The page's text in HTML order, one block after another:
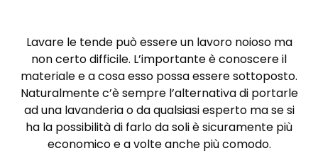
Lavare le tende può essere un lavoro noioso ma
non certo difficile. L’importante è conoscere il
materiale e a cosa esso possa essere sottoposto.
Naturalmente c’è sempre l’alternativa di portarle
ad una lavanderia o da qualsiasi esperto ma se si
ha la possibilità di farlo da soli è sicuramente più
economico e a volte anche più comodo.